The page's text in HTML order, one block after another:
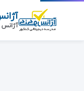
پرش
اصلی
آژانس